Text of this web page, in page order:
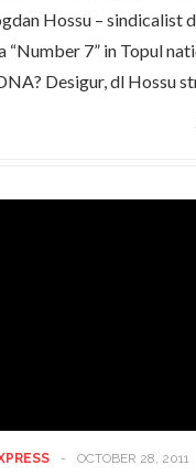
Hossu – sindicalist
“Number 7” in Topul
Desigur, dl Hossu
- OCTOBER 28, 2011